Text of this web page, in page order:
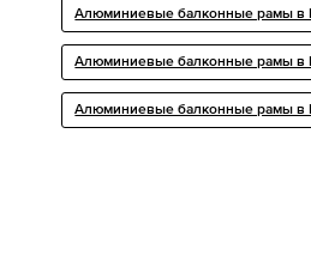
Алюминиевые балконные рамы в
Алюминиевые балконные рамы в
Алюминиевые балконные рамы в